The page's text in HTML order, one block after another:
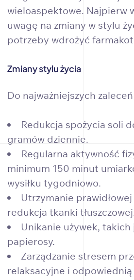
wieloaspektowe. Najpierw
uwagę na zmiany w stylu
potrzeby wdrożyć
Zmiany stylu życia
Do najważniejszych
Redukcja spożycia soli
gramów dziennie.
Regularna aktywność
minimum 150 minut
wysiłku tygodniowo.
Utrzymanie prawidłowej
redukcja tkanki
Unikanie używek, takich
papierosy.
Zarządzanie stresem
relaksacyjne i odpowiednią